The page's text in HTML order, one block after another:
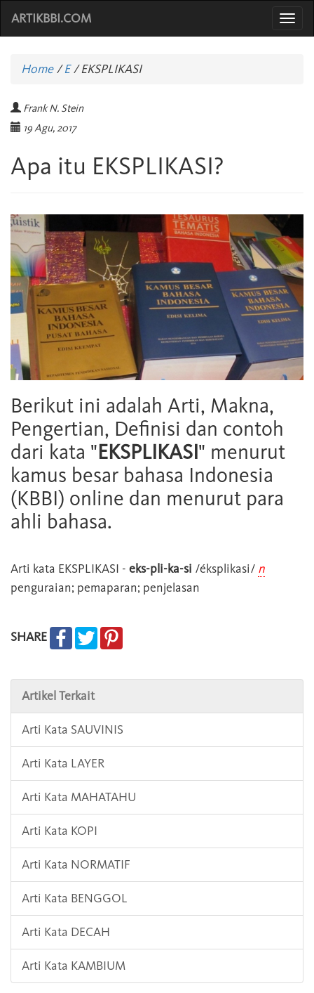
ARTIKBBI.COM
Home/E /EKSPLIKASI
Frank N. Stein
19 Agu, 2017
Apa itu EKSPLIKASI?
Berikut ini adalah Arti, Makna,
Pengertian, Definisi dan contoh
dari kata "EKSPLIKASI" menurut
kamus besar bahasa Indonesia
(KBBI) online dan menurut para
ahli bahasa.
Arti kata EKSPLIKASI - eks-pli-ka-si /éksplikasi/ n
penguraian; pemaparan; penjelasan
SHARE
Artikel Terkait
Arti Kata SAUVINIS
Arti Kata LAYER
Arti Kata MAHATAHU
Arti Kata KOPI
Arti Kata NORMATIF
Arti Kata BENGGOL
Arti Kata DECAH
Arti Kata KAMBIUM